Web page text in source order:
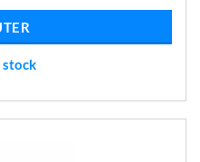
PANIER
stock